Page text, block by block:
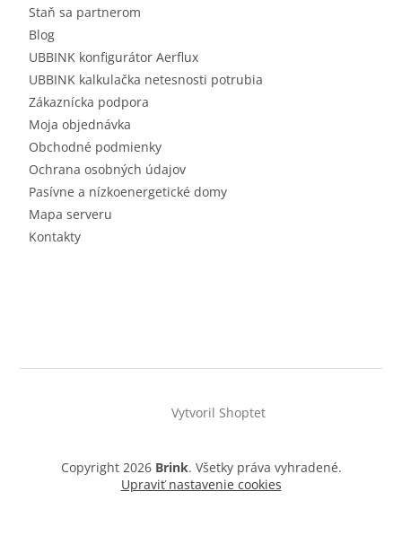
Staň sa partnerom
Blog
UBBINK konfigurátor Aerflux
UBBINK kalkulačka netesnosti potrubia
Zákaznícka podpora
Moja objednávka
Obchodné podmienky
Ochrana osobných údajov
Pasívne a nízkoenergetické domy
Mapa serveru
Kontakty
Vytvoril Shoptet
Copyright 2026 Brink. Všetky práva vyhradené.
Upraviť nastavenie cookies